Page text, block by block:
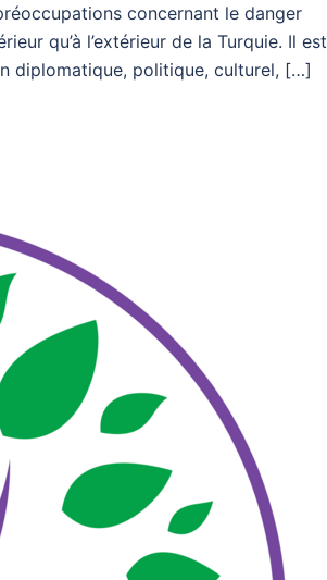
concernant le danger
qu’à l’extérieur de la Turquie. Il est
diplomatique, politique, culturel, […]